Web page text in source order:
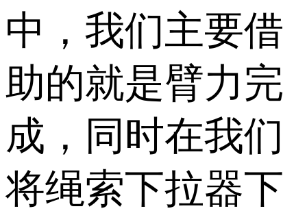
中，我们主要借
助的就是臂力完
成，同时在我们
将绳索下拉器下